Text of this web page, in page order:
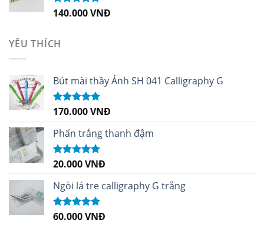
Được xếp
140.000VNĐ
YÊU THÍCH
Bút mài thầy Ánh SH 041 Calligraphy G
Được xếp
sao
170.000VNĐ
Phấn trắng thanh đậm
Được xếp
sao
20.000VNĐ
Ngòi lá tre calligraphy G trắng
Được xếp
60.000VNĐ